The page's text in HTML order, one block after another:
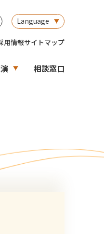
Language
用情報サイトマップ
相談窓口